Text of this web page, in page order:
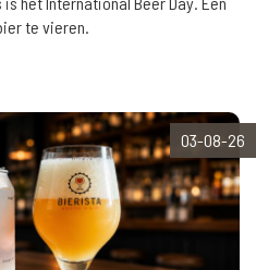
te vieren.
03-08-26